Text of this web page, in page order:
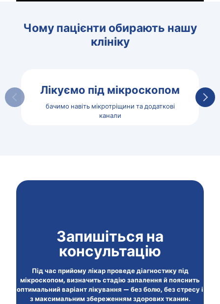
Чому пацієнти обирають нашу
клініку
Лікуємо під мікроскопом
бачимо навіть мікротріщини та додаткові
канали
Запишіться на
консультацію
Під час прийому лікар проведе діагностику під
мікроскопом, визначить стадію запалення й пояснить
оптимальний варіант лікування — без болю, без стресу і
з максимальним збереженням здорових тканин.